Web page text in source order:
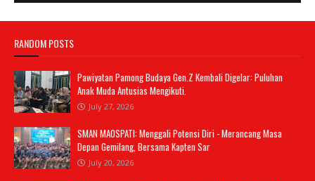
RANDOM POSTS
Pawiyatan Pamong Budaya Gen.Z Kembali Digelar: Puluhan
Anak Muda Antusias Mengikuti.
July 27, 2026
SMAN MAOSPATI: Menggali Potensi Diri - Merancang Masa
Depan Gemilang, Bersama Kapten Sar
July 20, 2026